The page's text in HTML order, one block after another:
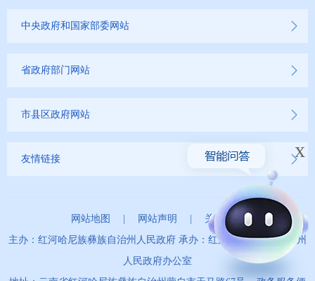
中央政府和国家部委网站
省政府部门网站
市县区政府网站
友情链接
网站地图 网站声明
关于我们
主办：红河哈尼族彝族自治州人民政府 承办：红河哈尼族彝族自治州
人民政府办公室
x